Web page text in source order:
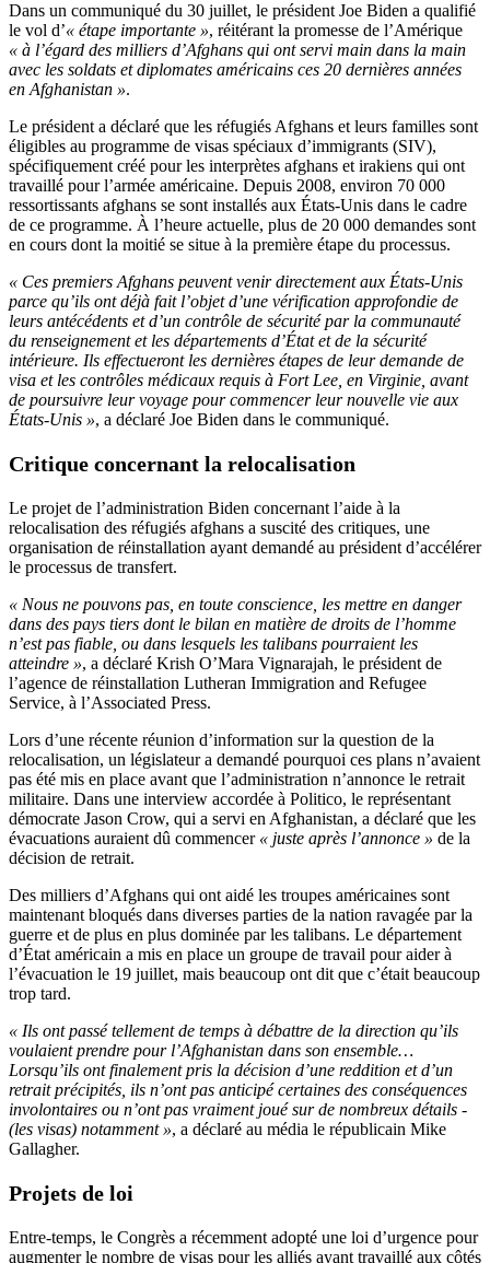
Dans un communiqué du 30 juillet, le président Joe Biden a qualifié
le vol d’« étape importante », réitérant la promesse de l’Amérique
« à l’égard des milliers d’Afghans qui ont servi main dans la main
avec les soldats et diplomates américains ces 20 dernières années
en Afghanistan ».
Le président a déclaré que les réfugiés Afghans et leurs familles sont
éligibles au programme de visas spéciaux d’immigrants (SIV),
spécifiquement créé pour les interprètes afghans et irakiens qui ont
travaillé pour l’armée américaine. Depuis 2008, environ 70 000
ressortissants afghans se sont installés aux États-Unis dans le cadre
de ce programme. À l’heure actuelle, plus de 20 000 demandes sont
en cours dont la moitié se situe à la première étape du processus.
« Ces premiers Afghans peuvent venir directement aux États-Unis
parce qu’ils ont déjà fait l’objet d’une vérification approfondie de
leurs antécédents et d’un contrôle de sécurité par la communauté
du renseignement et les départements d’État et de la sécurité
intérieure. Ils effectueront les dernières étapes de leur demande de
visa et les contrôles médicaux requis à Fort Lee, en Virginie, avant
de poursuivre leur voyage pour commencer leur nouvelle vie aux
États-Unis », a déclaré Joe Biden dans le communiqué.
Critique concernant la relocalisation
Le projet de l’administration Biden concernant l’aide à la
relocalisation des réfugiés afghans a suscité des critiques, une
organisation de réinstallation ayant demandé au président d’accélérer
le processus de transfert.
« Nous ne pouvons pas, en toute conscience, les mettre en danger
dans des pays tiers dont le bilan en matière de droits de l’homme
n’est pas fiable, ou dans lesquels les talibans pourraient les
atteindre », a déclaré Krish O’Mara Vignarajah, le président de
l’agence de réinstallation Lutheran Immigration and Refugee
Service, à l’Associated Press.
Lors d’une récente réunion d’information sur la question de la
relocalisation, un législateur a demandé pourquoi ces plans n’avaient
pas été mis en place avant que l’administration n’annonce le retrait
militaire. Dans une interview accordée à Politico, le représentant
démocrate Jason Crow, qui a servi en Afghanistan, a déclaré que les
évacuations auraient dû commencer « juste après l’annonce » de la
décision de retrait.
Des milliers d’Afghans qui ont aidé les troupes américaines sont
maintenant bloqués dans diverses parties de la nation ravagée par la
guerre et de plus en plus dominée par les talibans. Le département
d’État américain a mis en place un groupe de travail pour aider à
l’évacuation le 19 juillet, mais beaucoup ont dit que c’était beaucoup
trop tard.
« Ils ont passé tellement de temps à débattre de la direction qu’ils
voulaient prendre pour l’Afghanistan dans son ensemble…
Lorsqu’ils ont finalement pris la décision d’une reddition et d’un
retrait précipités, ils n’ont pas anticipé certaines des conséquences
involontaires ou n’ont pas vraiment joué sur de nombreux détails -
(les visas) notamment », a déclaré au média le républicain Mike
Gallagher.
Projets de loi
Entre-temps, le Congrès a récemment adopté une loi d’urgence pour
augmenter le nombre de visas pour les alliés ayant travaillé aux côtés